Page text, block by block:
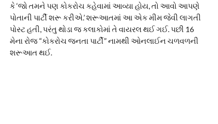
કે ‘જો તમને પણ કોકરોચ કહેવામાં આવ્યા હોય, તો આવો આપણે
પોતાની પાર્ટી શરૂ કરીએ.’ શરૂઆતમાં આ એક મીમ જેવી લાગતી
પોસ્ટ હતી, પરંતુ થોડા જ કલાકોમાં તે વાયરલ થઈ ગઈ. પછી 16
મેના રોજ “કોકરોચ જનતા પાર્ટી” નામથી ઓનલાઈન ચળવળની
શરૂઆત થઈ.